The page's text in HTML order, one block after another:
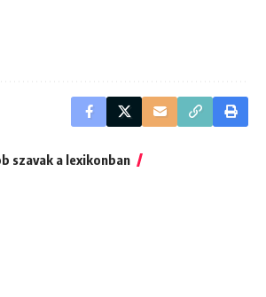
szavak a lexikonban